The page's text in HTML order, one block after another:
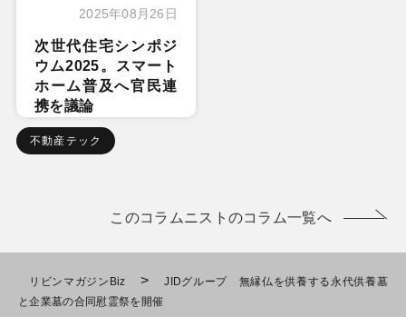
2025年08月26日
次世代住宅シンポジ
ウム2025。スマート
ホーム普及へ官民連
携を議論
不動産テック
このコラムニストのコラム一覧へ
リビンマガジンBiz >
JIDグループ 無縁仏を供養する永代供養墓
と企業墓の合同慰霊祭を開催